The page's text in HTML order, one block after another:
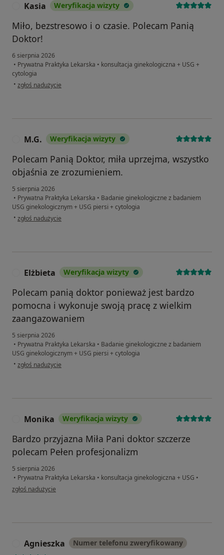
Kasia Weryfikacja wizyty
Miło, bezstresowo i o czasie. Polecam Panią
Doktor!
6 sierpnia 2026
• Prywatna Praktyka Lekarska • konsultacja ginekologiczna + USG +
cytologia
• w opinii użytkownika Kasia
zgłoś nadużycie
M.G. Weryfikacja wizyty
Polecam Panią Doktor, miła uprzejma, wszystko
objaśnia ze zrozumieniem.
5 sierpnia 2026
• Prywatna Praktyka Lekarska • Badanie ginekologiczne z badaniem
USG ginekologicznym + USG piersi + cytologia
• w opinii użytkownika M.G.
zgłoś nadużycie
Elżbieta Weryfikacja wizyty
Polecam panią doktor ponieważ jest bardzo
pomocna i wykonuje swoją pracę z wielkim
zaangazowaniem
5 sierpnia 2026
• Prywatna Praktyka Lekarska • Badanie ginekologiczne z badaniem
USG ginekologicznym + USG piersi + cytologia
• w opinii użytkownika Elżbieta
zgłoś nadużycie
Monika Weryfikacja wizyty
Bardzo przyjazna Miła Pani doktor szczerze
polecam Pełen profesjonalizm
5 sierpnia 2026
• Prywatna Praktyka Lekarska • konsultacja ginekologiczna + USG •
w opinii użytkownika Monika
zgłoś nadużycie
Agnieszka Numer telefonu zweryfikowany